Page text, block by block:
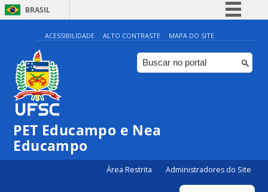
BRASIL
Simplifique!
Comunica BR
Participe
ACESSIBILIDADE ALTO CONTRASTE MAPA DO SITE
PET Educampo e Nea
Educampo
Área Restrita Administradores do Site